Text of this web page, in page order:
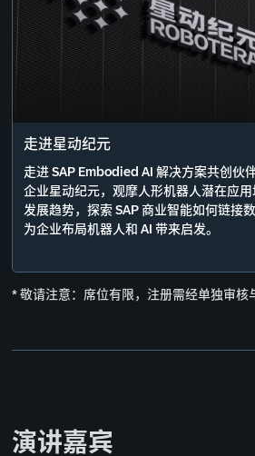
走进星动纪元
走进 SAP Embodied AI 解决方案共创
企业星动纪元，观摩人形机器人潜在应
发展趋势，探索 SAP 商业智能如何链接
为企业布局机器人和 AI 带来启发。
* 敬请注意：席位有限，注册需经单独审核
演讲嘉宾